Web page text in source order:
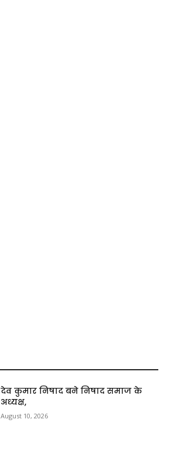
देव कुमार निषाद बने निषाद समाज के
अध्यक्ष,
August 10, 2026